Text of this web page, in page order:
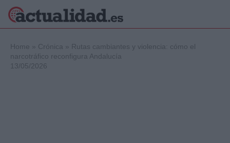
Home » Crónica » Rutas cambiantes y violencia: cómo el
narcotráfico reconfigura Andalucía
13/05/2026